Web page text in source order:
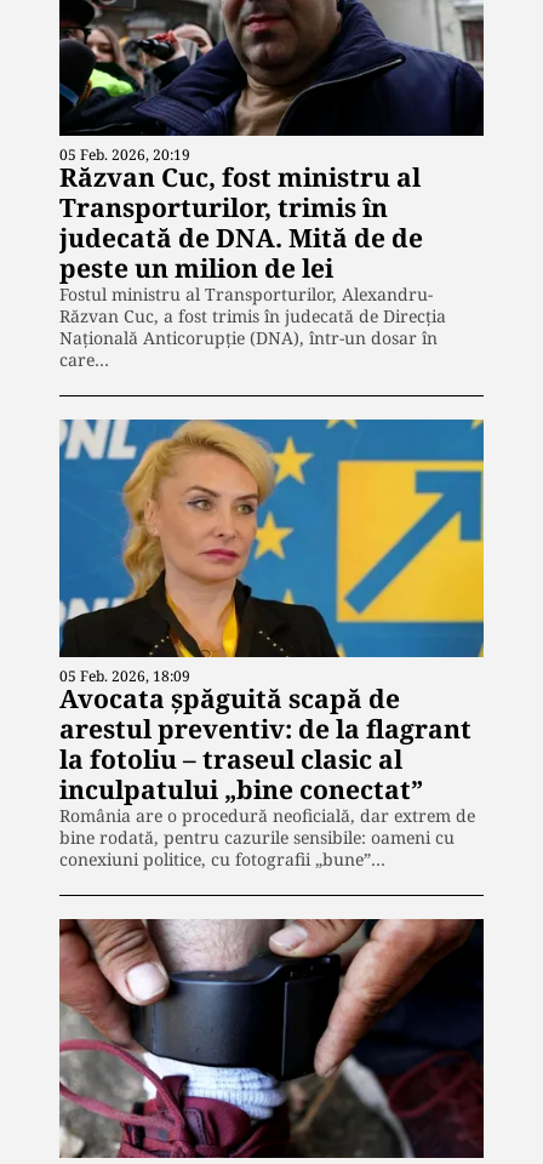
05 Feb. 2026, 20:19
Răzvan Cuc, fost ministru al
Transporturilor, trimis în
judecată de DNA. Mită de de
peste un milion de lei
Fostul ministru al Transporturilor, Alexandru-
Răzvan Cuc, a fost trimis în judecată de Direcția
Națională Anticorupție (DNA), într-un dosar în
care…
05 Feb. 2026, 18:09
Avocata șpăguită scapă de
arestul preventiv: de la flagrant
la fotoliu – traseul clasic al
inculpatului „bine conectat”
România are o procedură neoficială, dar extrem de
bine rodată, pentru cazurile sensibile: oameni cu
conexiuni politice, cu fotografii „bune”…